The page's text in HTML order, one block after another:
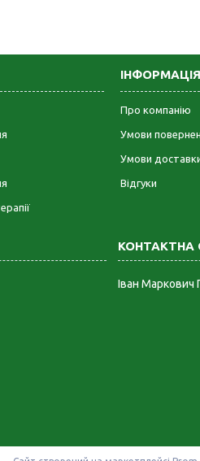
Про компанію
Умови
Умови
Відгуки
Іван Маркович